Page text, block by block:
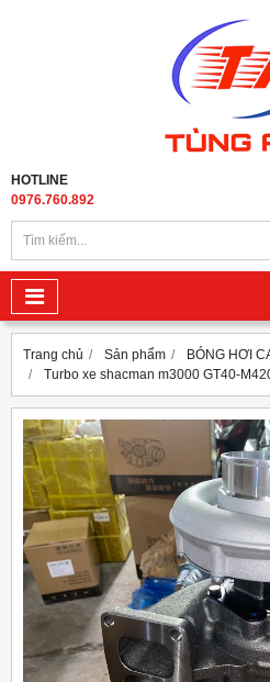
HOTLINE
0976.760.892
Trang chủ Sản phẩm
BÓNG HƠI
Turbo xe shacman m3000 GT40-